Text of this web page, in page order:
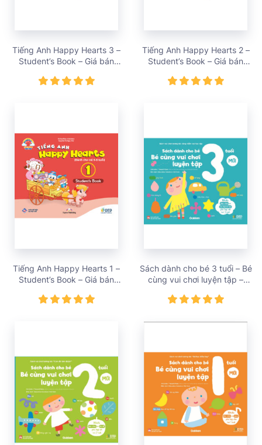
Tiếng Anh Happy Hearts 3 –
Student’s Book – Giá bán
Tiếng Anh Happy Hearts 2 –
Student’s Book – Giá bán
Tiếng Anh Happy Hearts 1 –
Student’s Book – Giá bán
Sách dành cho bé 3 tuổi – Bé
cùng vui chơi luyện tập –
niềm vui học tập – giá bán